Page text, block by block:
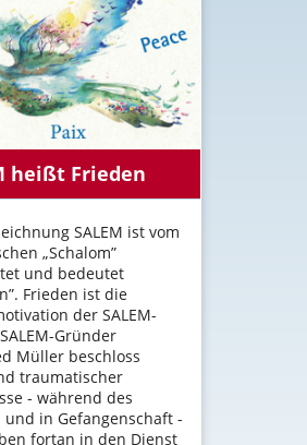
heißt Frieden
SALEM ist vom
„Schalom”
und bedeutet
Frieden ist die
der SALEM-
Gründer
Müller beschloss
traumatischer
- während des
und in Gefangenschaft -
fortan in den Dienst